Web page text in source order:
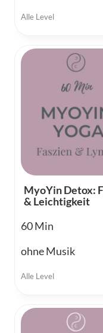
Alle Level
MyoYin Detox:
& Leichtigkeit
60
ohne Musik
Alle Level